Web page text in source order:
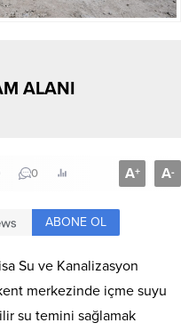
ALANI
0 A+ A-
ABONE OL
Su ve Kanalizasyon
merkezinde içme suyu
su temini sağlamak